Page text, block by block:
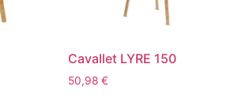
Cavallet LYRE 150
50,98 €